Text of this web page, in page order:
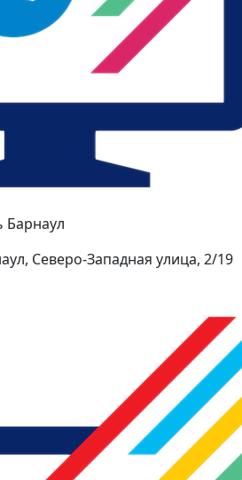
Северо-Западная улица, 2/19